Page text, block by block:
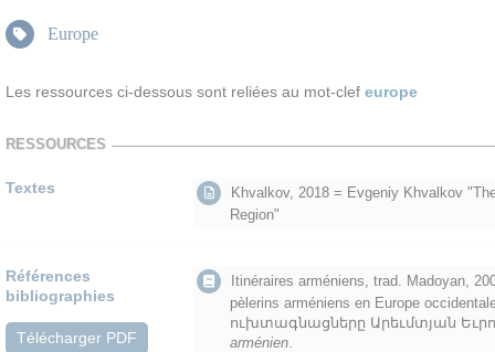
Europe
Les ressources ci-dessous sont reliées au mot-clef europe
RESSOURCES
Textes
Khvalkov, 2018 = Evgeniy Khvalkov
Region"
Références
bibliographies
Télécharger PDF
Itinéraires arméniens, trad. Madoyan,
pèlerins arméniens en Europe
ուխտագնացները Արեւմտյան
arménien.